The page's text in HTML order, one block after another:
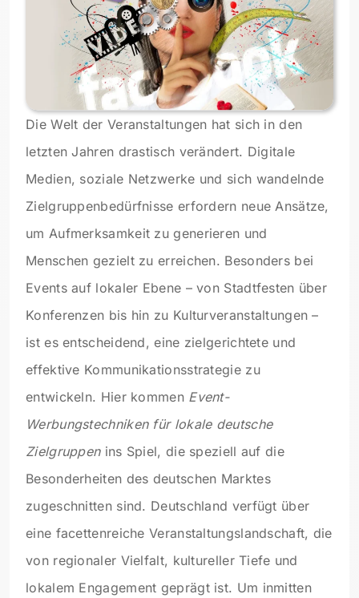
Die Welt der Veranstaltungen hat sich in den
letzten Jahren drastisch verändert. Digitale
Medien, soziale Netzwerke und sich wandelnde
Zielgruppenbedürfnisse erfordern neue Ansätze,
um Aufmerksamkeit zu generieren und
Menschen gezielt zu erreichen. Besonders bei
Events auf lokaler Ebene – von Stadtfesten über
Konferenzen bis hin zu Kulturveranstaltungen –
ist es entscheidend, eine zielgerichtete und
effektive Kommunikationsstrategie zu
entwickeln. Hier kommen Event-
Werbungstechniken für lokale deutsche
Zielgruppenins Spiel, die speziell auf die
Besonderheiten des deutschen Marktes
zugeschnitten sind. Deutschland verfügt über
eine facettenreiche Veranstaltungslandschaft, die
von regionaler Vielfalt, kultureller Tiefe und
lokalem Engagement geprägt ist. Um inmitten